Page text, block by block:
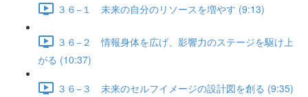
３６−１ 未来の自分のリソースを増やす (9:13)
３６−２ 情報身体を広げ、影響力のステージを駆け上
がる (10:37)
３６−３ 未来のセルフイメージの設計図を創る (9:35)